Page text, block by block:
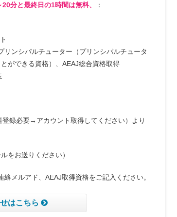
分と最終日の1時間は無料、 ：
ンシパルチューター（プリンシパルチュータ
ができる資格）、AEAJ総合資格取得
録必要→アカウント取得してください）より
をお送りください）
メルアド、AEAJ取得資格をご記入ください。
はこちら